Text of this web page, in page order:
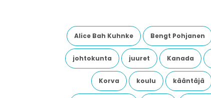
Alice Bah Kuhnke Bengt Pohjanen
johtokunta juuret Kanada
Korva koulu kääntäjä